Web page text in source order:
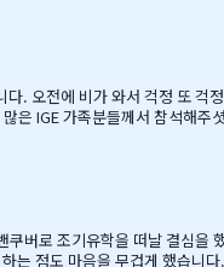
하여 보물찻기 그리고 Q & A